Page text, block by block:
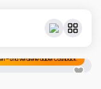
– und verdiene dabei Cashback.